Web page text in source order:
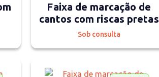
Faixa de marcação de
cantos com riscas pretas
Sob consulta